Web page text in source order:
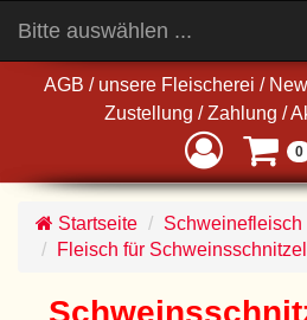
AGB / unsere Fleischerei /
Zustellung / Zahlung /
0
Bitte auswählen ...
Startseite
Schweinefleisch
Fleisch für Schweinsschnitzel